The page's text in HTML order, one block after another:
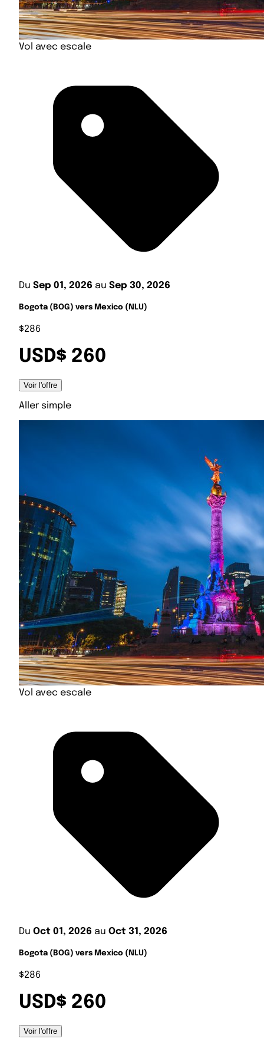
Vol avec escale
Du Sep 01, 2026 au Sep 30, 2026
Bogota (BOG) vers Mexico (NLU)
$286
USD$ 260
Voir l'offre
Aller simple
Vol avec escale
Du Oct 01, 2026 au Oct 31, 2026
Bogota (BOG) vers Mexico (NLU)
$286
USD$ 260
Voir l'offre